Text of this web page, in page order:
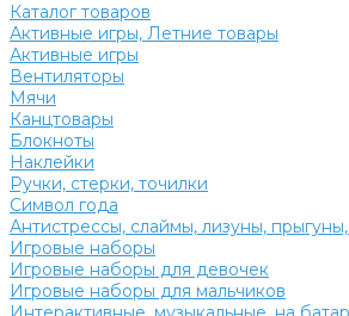
Каталог товаров
Активные игры, Летние товары
Активные игры
Вентиляторы
Мячи
Канцтовары
Блокноты
Наклейки
Ручки, стерки, точилки
Символ года
Антистрессы, слаймы, лизуны,
Игровые наборы
Игровые наборы для девочек
Игровые наборы для мальчиков